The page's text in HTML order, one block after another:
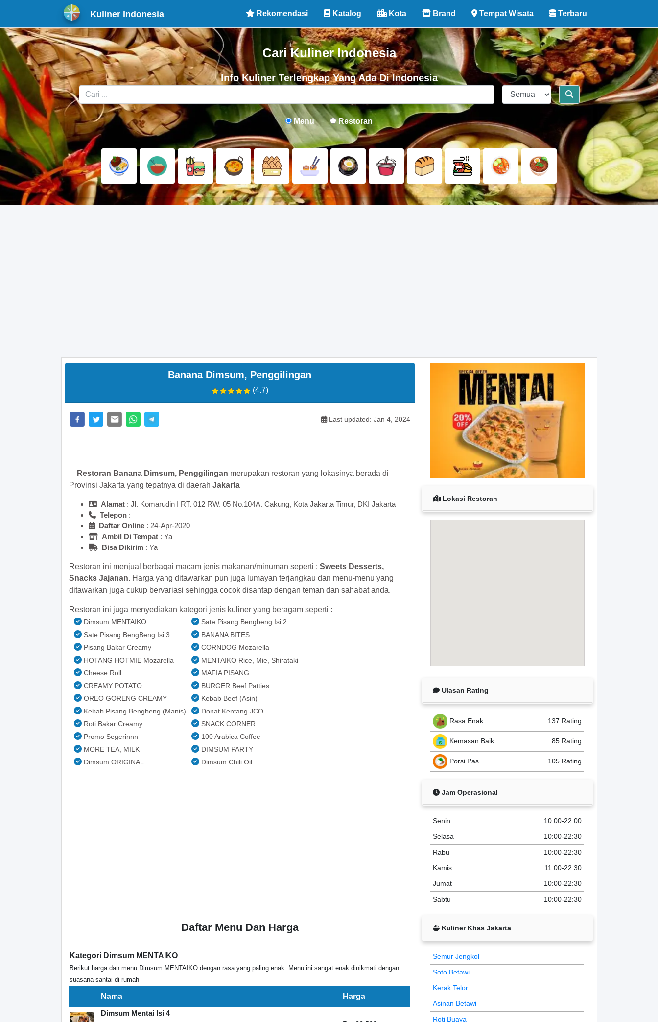
Kuliner Indonesia Rekomendasi Katalog Kota Brand Tempat Wisata Terbaru
Cari Kuliner Indonesia
Info Kuliner Terlengkap Yang Ada Di Indonesia
Menu Restoran
Banana Dimsum, Penggilingan
(4.7)
Last updated: Jan 4, 2024
Restoran Banana Dimsum, Penggilingan merupakan restoran yang lokasinya berada di
Provinsi Jakarta yang tepatnya di daerah Jakarta
Alamat : Jl. Komarudin I RT. 012 RW. 05 No.104A. Cakung, Kota Jakarta Timur, DKI Jakarta
Telepon :
Daftar Online : 24-Apr-2020
Ambil Di Tempat : Ya
Bisa Dikirim : Ya
Restoran ini menjual berbagai macam jenis makanan/minuman seperti : Sweets Desserts,
Snacks Jajanan. Harga yang ditawarkan pun juga lumayan terjangkau dan menu-menu yang
ditawarkan juga cukup bervariasi sehingga cocok disantap dengan teman dan sahabat anda.
Restoran ini juga menyediakan kategori jenis kuliner yang beragam seperti :
Dimsum MENTAIKO
Sate Pisang Bengbeng Isi 2
Sate Pisang BengBeng Isi 3
BANANA BITES
Pisang Bakar Creamy
CORNDOG Mozarella
HOTANG HOTMIE Mozarella
MENTAIKO Rice, Mie, Shirataki
Cheese Roll
MAFIA PISANG
CREAMY POTATO
BURGER Beef Patties
OREO GORENG CREAMY
Kebab Beef (Asin)
Kebab Pisang Bengbeng (Manis)
Donat Kentang JCO
Roti Bakar Creamy
SNACK CORNER
Promo Segerinnn
100 Arabica Coffee
MORE TEA, MILK
DIMSUM PARTY
Dimsum ORIGINAL
Dimsum Chili Oil
Daftar Menu Dan Harga
Kategori Dimsum MENTAIKO
Berikut harga dan menu Dimsum MENTAIKO dengan rasa yang paling enak. Menu ini sangat enak dinikmati dengan
suasana santai di rumah
Nama
Harga
Dimsum Mentai Isi 4
Lokasi Restoran
Ulasan Rating
Rasa Enak 137 Rating
Kemasan Baik 85 Rating
Porsi Pas 105 Rating
Jam Operasional
Senin
10:00-22:00
Selasa
10:00-22:30
Rabu
10:00-22:30
Kamis
11:00-22:30
Jumat
10:00-22:30
Sabtu
10:00-22:30
Kuliner Khas Jakarta
Semur Jengkol
Soto Betawi
Kerak Telor
Asinan Betawi
Roti Buaya